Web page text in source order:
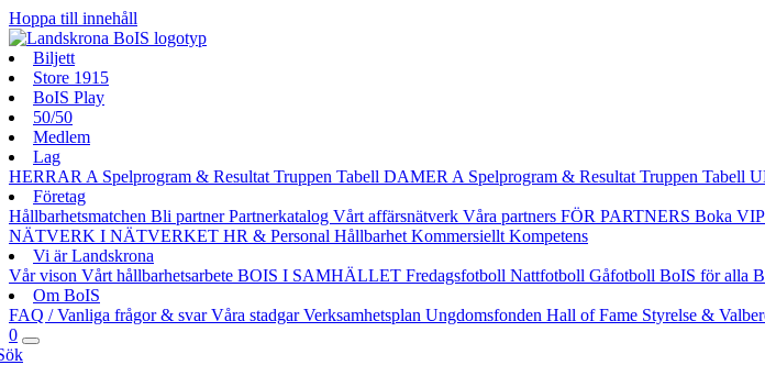
Hoppa till innehåll
Biljett
Store 1915
BoIS Play
50/50
Medlem
Lag
HERRAR A Spelprogram & Resultat Truppen Tabell DAMER A Spelprogram & Resultat Truppen Tabell
Företag
Hållbarhetsmatchen Bli partnerPartnerkatalog Vårt affärsnätverk Våra partners FÖR PARTNERS Boka
NÄTVERK I NÄTVERKET HR & Personal Hållbarhet Kommersiellt Kompetens
Vi är Landskrona
Vår vison Vårt hållbarhetsarbete BOIS I SAMHÄLLET Fredagsfotboll Nattfotboll Gåfotboll BoIS för alla
Om BoIS
FAQ / Vanliga frågor & svarVåra stadgarVerksamhetsplan Ungdomsfonden Hall of Fame Styrelse &
0